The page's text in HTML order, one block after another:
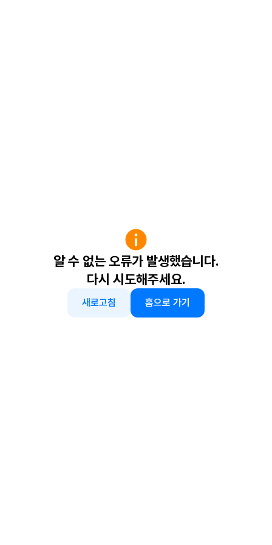
알 수 없는 오류가 발생했습니다.
다시 시도해주세요.
새로고침 홈으로 가기